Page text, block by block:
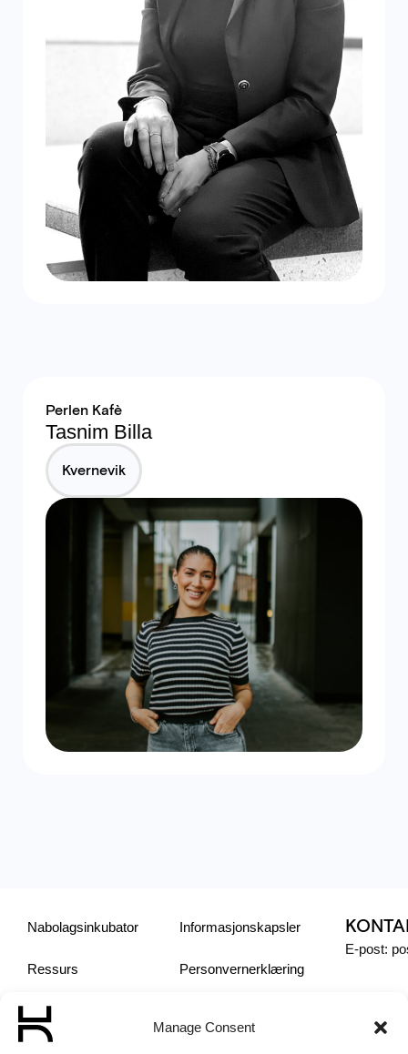
Manage Consent
Perlen Kafè
Tasnim Billa
Kvernevik
Nabolagsinkubator
Ressurs
Sosiale Entreprenører
Informasjonskapsler
Personvern­erklæring
E-post: